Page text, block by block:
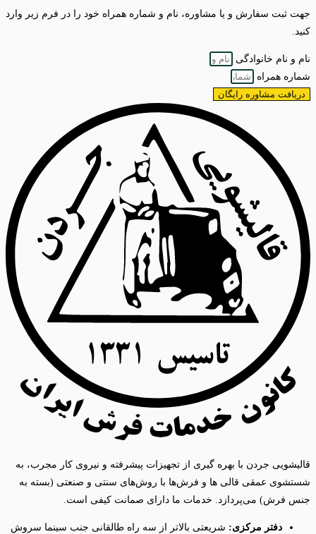
جهت ثبت سفارش و یا مشاوره، نام و شماره همراه خود را در فرم زیر وارد
کنید.
نام و نام خانوادگی
شماره همراه
دریافت مشاوره رایگان
قالیشویی جردن با بهره گیری از تجهیزات پیشرفته و نیروی کار مجرب، به
شستشوی عمقی قالی ها و فرش‌ها با روش‌های سنتی و صنعتی (بسته به
جنس فرش) می‌پردازد. خدمات ما دارای صمانت کیفی است.
دفتر مرکزی: شریعتی بالاتر از سه راه طالقانی جنب سینما سروش